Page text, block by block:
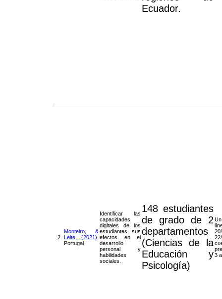
Ecuador.
2
Monteiro, &
Leite, (2021).
Portugal
Identificar las
capacidades
digitales de los
estudiantes, sus
efectos en el
desarrollo
personal y
habilidades
sociales.
148 estudiantes
de grado de 2
departamentos
(Ciencias de la
Educación y
Psicología)
3